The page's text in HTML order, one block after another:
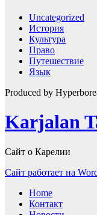
Uncategorized
История
Культура
Право
Путешествие
Язык
Produced by
Karjalan
Сайт о Карелии
Сайт работает на
Home
Контакт